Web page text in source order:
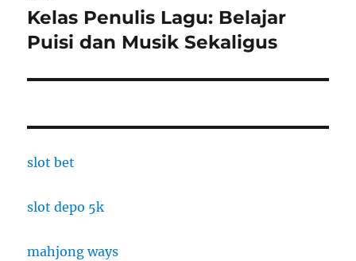
Next
post:
Kelas Penulis Lagu: Belajar
Puisi dan Musik Sekaligus
slot bet
slot depo 5k
mahjong ways